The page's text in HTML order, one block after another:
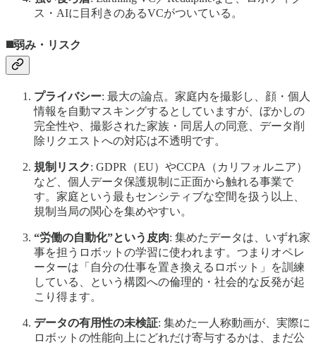
ス・AIに目利きのあるVCがついている。
◼️弱み・リスク
プライバシー: 最大の論点。家庭内を撮影し、顔・個人
情報を自動マスキングするとしていますが、ぼかしの
完全性や、撮影された家族・同居人の同意、データ削
除リクエストへの対応は不透明です。
規制リスク: GDPR（EU）やCCPA（カリフォルニア）
など、個人データ保護規制に正面から触れる事業で
す。家庭という最もセンシティブな空間を扱う以上、
規制当局の関心を集めやすい。
“労働の自動化”という皮肉: 集めたデータは、いずれ家
事を担うロボットの学習に使われます。つまりオペレ
ーターは「自分の仕事を置き換えるロボット」を訓練
している、という構図への倫理的・社会的な反発が起
こり得ます。
データの有用性の未検証: 集めた一人称動画が、実際に
ロボットの性能向上にどれだけ寄与するかは、まだ公